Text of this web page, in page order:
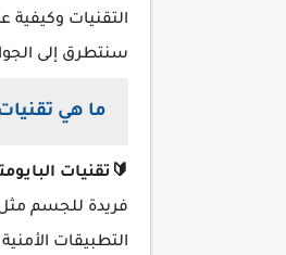
التقنيات وكيفية
سنتطرق إلى
ما هي تقنيات
🔰تقنيات
فريدة للجسم
التطبيقات